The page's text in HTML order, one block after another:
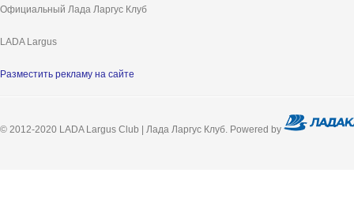
Официальный Лада Ларгус Клуб
LADA Largus
Разместить рекламу на сайте
© 2012-2020 LADA Largus Club | Лада Ларгус Клуб. Powered by